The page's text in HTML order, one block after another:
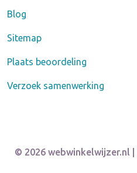
Blog
Sitemap
Plaats beoordeling
Verzoek samenwerking
© 2026 webwinkelwijzer.nl |